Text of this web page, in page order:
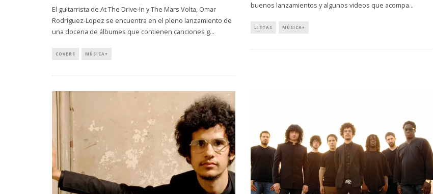
El guitarrista de At The Drive-In y The Mars Volta, Omar
Rodríguez-Lopez se encuentra en el pleno lanzamiento de
una docena de álbumes que contienen canciones g...
COVERS MÚSICA+
buenos lanzamientos y algunos videos que acompa...
LISTAS MÚSICA+